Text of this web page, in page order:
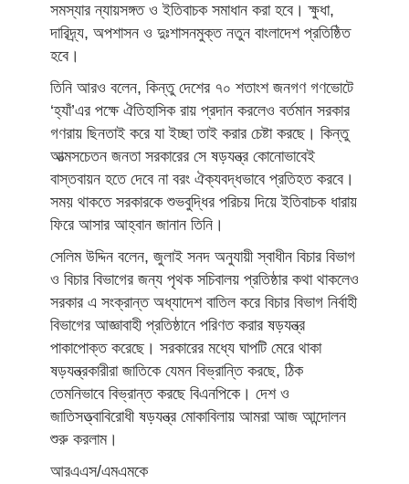
সমস্যার ন্যায়সঙ্গত ও ইতিবাচক সমাধান করা হবে। ক্ষুধা,
দারিদ্র্য, অপশাসন ও দুঃশাসনমুক্ত নতুন বাংলাদেশ প্রতিষ্ঠিত
হবে।
তিনি আরও বলেন, কিন্তু দেশের ৭০ শতাংশ জনগণ গণভোটে
‘হ্যাঁ’এর পক্ষে ঐতিহাসিক রায় প্রদান করলেও বর্তমান সরকার
গণরায় ছিনতাই করে যা ইচ্ছা তাই করার চেষ্টা করছে। কিন্তু
আত্মসচেতন জনতা সরকারের সে ষড়যন্ত্র কোনোভাবেই
বাস্তবায়ন হতে দেবে না বরং ঐক্যবদ্ধভাবে প্রতিহত করবে।
সময় থাকতে সরকারকে শুভবুদ্ধির পরিচয় দিয়ে ইতিবাচক ধারায়
ফিরে আসার আহ্বান জানান তিনি।
সেলিম উদ্দিন বলেন, জুলাই সনদ অনুযায়ী স্বাধীন বিচার বিভাগ
ও বিচার বিভাগের জন্য পৃথক সচিবালয় প্রতিষ্ঠার কথা থাকলেও
সরকার এ সংক্রান্ত অধ্যাদেশ বাতিল করে বিচার বিভাগ নির্বাহী
বিভাগের আজ্ঞাবাহী প্রতিষ্ঠানে পরিণত করার ষড়যন্ত্র
পাকাপোক্ত করেছে। সরকারের মধ্যে ঘাপটি মেরে থাকা
ষড়যন্ত্রকারীরা জাতিকে যেমন বিভ্রান্তি করছে, ঠিক
তেমনিভাবে বিভ্রান্ত করছে বিএনপিকে। দেশ ও
জাতিসত্ত্বাবিরোধী ষড়যন্ত্র মোকাবিলায় আমরা আজ আন্দোলন
শুরু করলাম।
আরএএস/এমএমকে